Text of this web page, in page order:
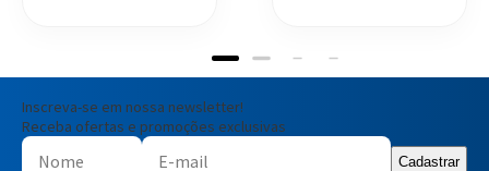
Inscreva-se em nossa newsletter!
Receba ofertas e promoções exclusivas
Cadastrar